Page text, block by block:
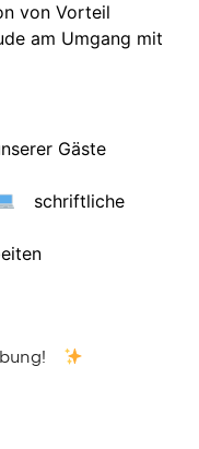
von Vorteil
am Umgang mit
Gäste
schriftliche